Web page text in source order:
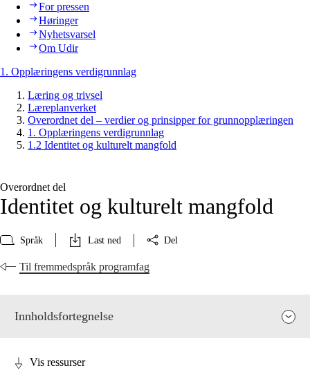
For pressen
Høringer
Nyhetsvarsel
Om Udir
1. Opplæringens verdigrunnlag
Læring og trivsel
Læreplanverket
Overordnet del – verdier og prinsipper for grunnopplæringen
1. Opplæringens verdigrunnlag
1.2 Identitet og kulturelt mangfold
Overordnet del
Identitet og kulturelt mangfold
Språk Last ned Del
Til fremmedspråk programfag
Innholdsfortegnelse
Vis ressurser